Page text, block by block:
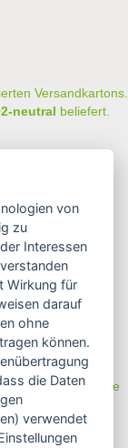
Versandkartons.
neutral beliefert.
einkaufen":
oder Folgen Sie
von
zu
Interessen
Wirkung für
darauf
ohne
können.
die Daten
verwendet